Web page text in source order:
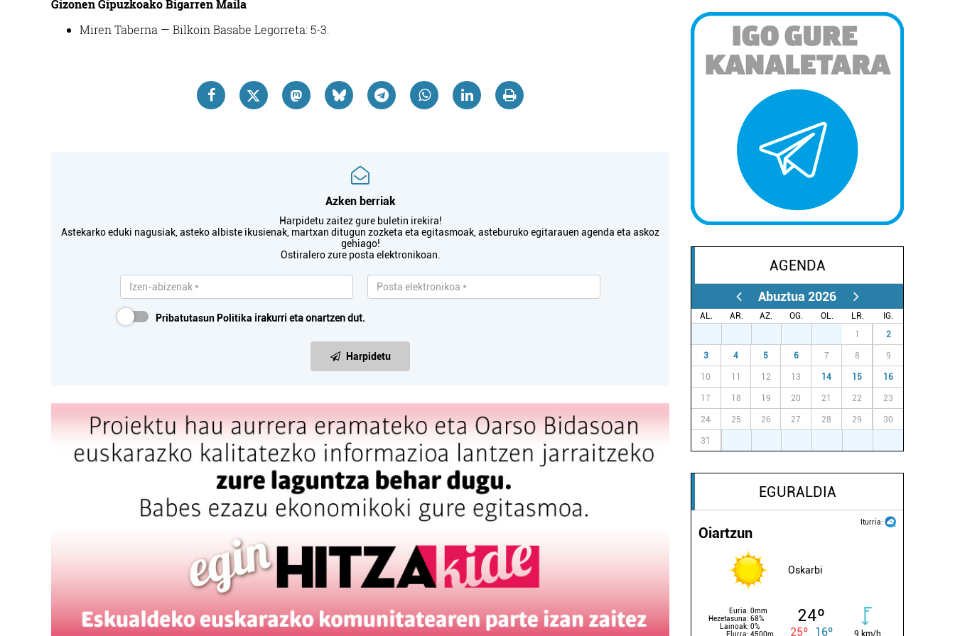
Gizonen Gipuzkoako Bigarren Maila
Miren Taberna — Bilkoin Basabe Legorreta: 5-3.
Azken berriak
Harpidetu zaitez gure buletin irekira!
Astekarko eduki nagusiak, asteko albiste ikusienak, martxan ditugun zozketa eta egitasmoak, asteburuko egitarauen agenda eta askoz
gehiago!
Ostiralero zure posta elektronikoan.
Pribatutasun Politika irakurri eta onartzen dut.
Harpidetu
AGENDA
Abuztua 2026
AL. AR. AZ. OG. OL. LR.
IG.
1 2
3 4 5 6 7 8 9
10 11 12 13 14 15 16
17 18 19 20 21 22 23
24 25 26 27 28 29 30
31
EGURALDIA
Iturria:
Oiartzun
Oskarbi
Euria: 0mm
Hezetasuna: 68%
Lainoak: 0%
Elurra: 4500m
24º
25º 16º 9 km/h